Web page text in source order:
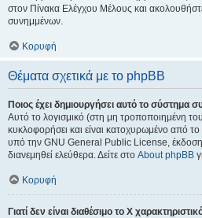
στον Πίνακα Ελέγχου Μέλους και
συνημμένων.
Κορυφή
Θέματα σχετικά με το phpBB
Ποιος έχει δημιουργήσει αυτό το σύστημα
Αυτό το λογισμικό (στη μη τροποποιημένη
κυκλοφορήσει και είναι κατοχυρωμένο από το
υπό την GNU General Public License,
διανεμηθεί ελεύθερα. Δείτε στο About phpBB
Κορυφή
Γιατί δεν είναι διαθέσιμο το Χ